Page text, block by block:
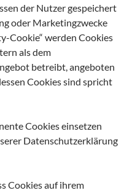
der Nutzer gespeichert
oder Marketingzwecke
Cookie“ werden Cookies
als dem
betreibt, angeboten
Cookies sind spricht
Cookies einsetzen
Datenschutzerklärung
Cookies auf ihrem